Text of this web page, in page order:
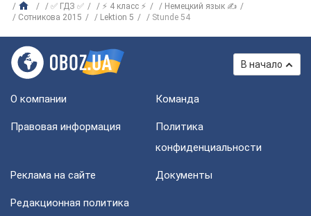
✅ ГДЗ ✅ ⚡ 4 класс ⚡
Немецкий язык ✍
Сотникова 2015
Lektion 5 Stunde 54
В начало
О компании Команда
Правовая информация
Политика
конфиденциальности
Реклама на сайте Документы
Редакционная политика